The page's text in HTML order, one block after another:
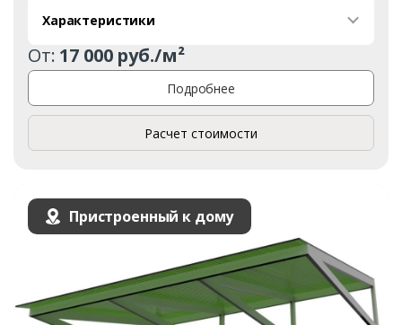
Характеристики
От: 17 000 руб./м²
Подробнее
Расчет стоимости
Пристроенный к дому